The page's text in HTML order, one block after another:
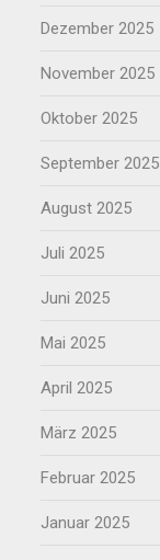
Dezember 2025
November 2025
Oktober 2025
September 2025
August 2025
Juli 2025
Juni 2025
Mai 2025
April 2025
März 2025
Februar 2025
Januar 2025